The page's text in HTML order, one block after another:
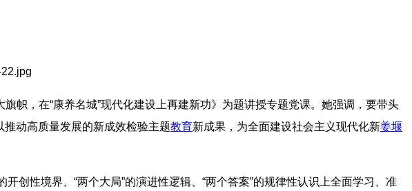
帜，在“康养名城”现代化建设上再建新功》为题讲授专题党课。她强调，要带头
动高质量发展的新成效检验主题教育新成果，为全面建设社会主义现代化新姜堰
创性境界、“两个大局”的演进性逻辑、“两个答案”的规律性认识上全面学习、准